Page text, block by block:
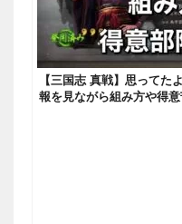
【三国志 真戦】思ってた
報を見ながら組み方や得意